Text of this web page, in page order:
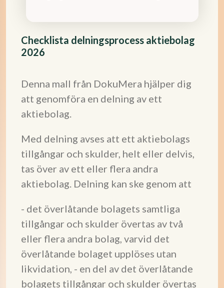
Checklista delningsprocess aktiebolag
2026
Denna mall från DokuMera hjälper dig
att genomföra en delning av ett
aktiebolag.
Med delning avses att ett aktiebolags
tillgångar och skulder, helt eller delvis,
tas över av ett eller flera andra
aktiebolag. Delning kan ske genom att
- det överlåtande bolagets samtliga
tillgångar och skulder övertas av två
eller flera andra bolag, varvid det
överlåtande bolaget upplöses utan
likvidation, - en del av det överlåtande
bolagets tillgångar och skulder övertas